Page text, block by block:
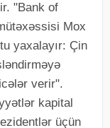
"Bank of
Mox
yaxalayır: Çin
verir".
kapital
üçün